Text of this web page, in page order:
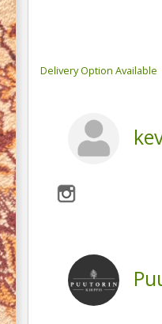
Delivery Option Available